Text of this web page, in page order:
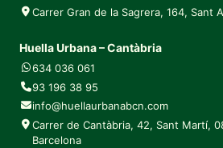
Carrer Gran de la Sagrera, 164, Sant
Huella Urbana – Cantàbria
634 036 061
93 196 38 95
info@huellaurbanabcn.com
Carrer de Cantàbria, 42, Sant Martí,
Barcelona